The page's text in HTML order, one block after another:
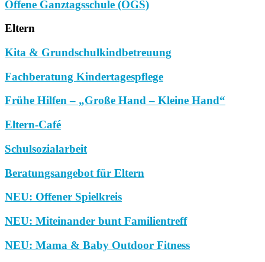
Offene Ganztagsschule (OGS)
Eltern
Kita & Grundschulkindbetreuung
Fachberatung Kindertagespflege
Frühe Hilfen – „Große Hand – Kleine Hand“
Eltern-Café
Schulsozialarbeit
Beratungsangebot für Eltern
NEU: Offener Spielkreis
NEU: Miteinander bunt Familientreff
NEU: Mama & Baby Outdoor Fitness